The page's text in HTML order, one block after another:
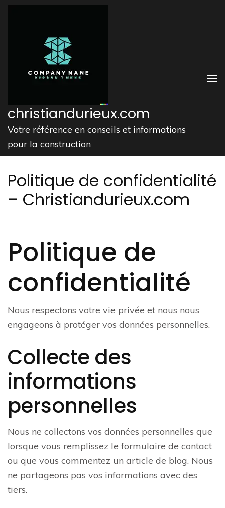
Aller
christiandurieux.com
Votre référence en conseils et informations
pour la construction
Politique de confidentialité
– Christiandurieux.com
Politique de
confidentialité
Nous respectons votre vie privée et nous nous
engageons à protéger vos données personnelles.
Collecte des
informations
personnelles
Nous ne collectons vos données personnelles que
lorsque vous remplissez le formulaire de contact
ou que vous commentez un article de blog. Nous
ne partageons pas vos informations avec des
tiers.